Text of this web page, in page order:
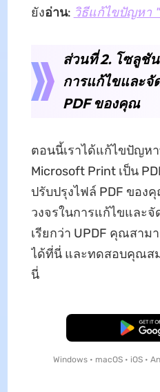
ยังอ่าน: วิธีแก้ไขปัญหา
ส่วนที่ 2. โซลูชั
การแก้ไขและจั
PDF ของคุณ
ตอนนี้เราได้แก้ไขปัญห
Microsoft Print เป็น
ปรับปรุงไฟล์ PDF ขอ
วงจรในการแก้ไขและจั
เรียกว่า UPDF คุณสาม
ได้ที่นี่ และทดสอบคุณส
นี่
ดาวน์โ
Windows • macOS • iOS •